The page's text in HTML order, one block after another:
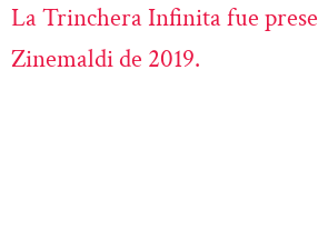
La Trinchera Infinita fue
Zinemaldi de 2019.